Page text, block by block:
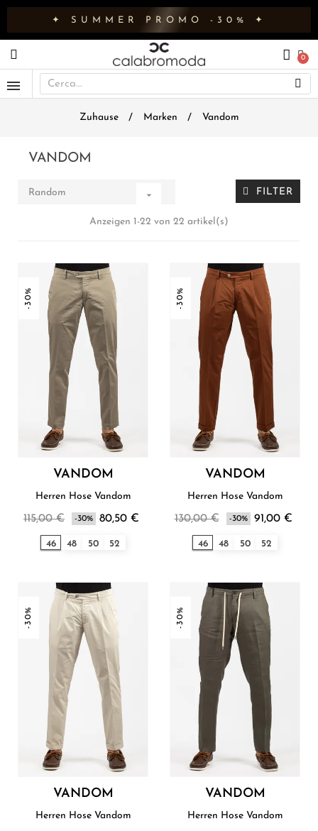
✦ SUMMER PROMO -30% ✦
Zuhause Marken Vandom
VANDOM
Random  FILTER
Anzeigen 1-22 von 22 artikel(s)
-30%
VANDOM
Herren Hose Vandom
115,00 € -30% 80,50 €
46 48 50 52
-30%
VANDOM
Herren Hose Vandom
130,00 € -30% 91,00 €
46 48 50 52
-30%
VANDOM
Herren Hose Vandom
-30%
VANDOM
Herren Hose Vandom